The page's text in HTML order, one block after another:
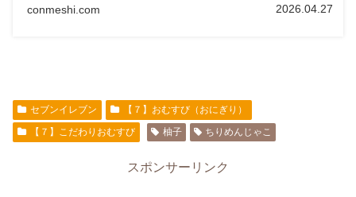
conmeshi.com 2026.04.27
セブンイレブン
【７】おむすび（おにぎり）
【７】こだわりおむすび
柚子 ちりめんじゃこ
スポンサーリンク